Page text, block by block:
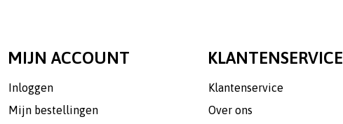
MIJN ACCOUNT
Inloggen
Mijn bestellingen
KLANTENSERVICE
Klantenservice
Over ons